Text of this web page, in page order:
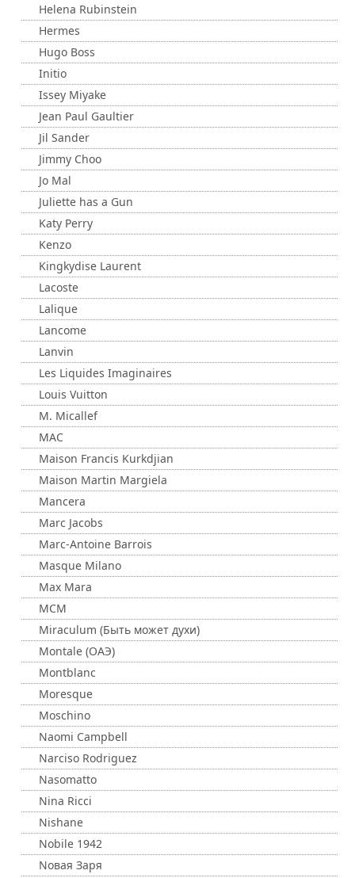
Helena Rubinstein
Hermes
Hugo Boss
Initio
Issey Miyake
Jean Paul Gaultier
Jil Sander
Jimmy Choo
Jo Mal
Juliette has a Gun
Katy Perry
Kenzo
Kingkydise Laurent
Lacoste
Lalique
Lancome
Lanvin
Les Liquides Imaginaires
Louis Vuitton
M. Micallef
MAC
Maison Francis Kurkdjian
Maison Martin Margiela
Mancera
Marc Jacobs
Marc-Antoine Barrois
Masque Milano
Max Mara
MCM
Miraculum (Быть может духи)
Montale (ОАЭ)
Montblanc
Moresque
Moschino
Naomi Campbell
Narciso Rodriguez
Nasomatto
Nina Ricci
Nishane
Nobile 1942
Nовая Заря